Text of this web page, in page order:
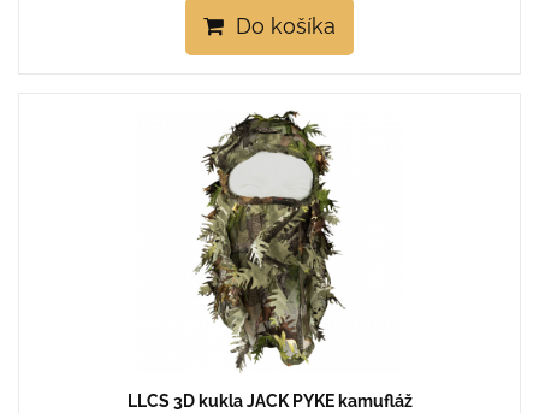
Do košíka
LLCS 3D kukla JACK PYKE kamufláž